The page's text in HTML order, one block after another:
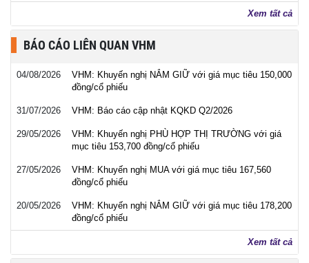
Xem tất cả
BÁO CÁO LIÊN QUAN VHM
04/08/2026
VHM: Khuyến nghị NẮM GIỮ với giá mục tiêu 150,000
đồng/cổ phiếu
31/07/2026 VHM: Báo cáo cập nhật KQKD Q2/2026
29/05/2026
VHM: Khuyến nghị PHÙ HỢP THỊ TRƯỜNG với giá
mục tiêu 153,700 đồng/cổ phiếu
27/05/2026
VHM: Khuyến nghị MUA với giá mục tiêu 167,560
đồng/cổ phiếu
20/05/2026
VHM: Khuyến nghị NẮM GIỮ với giá mục tiêu 178,200
đồng/cổ phiếu
Xem tất cả